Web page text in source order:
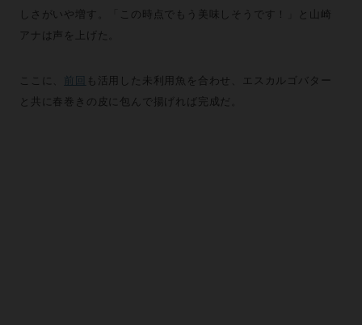
しさがいや増す。「この時点でもう美味しそうです！」と山崎
アナは声を上げた。
ここに、 前回 も活用した未利用魚を合わせ、エスカルゴバター
と共に春巻きの皮に包んで揚げれば完成だ。